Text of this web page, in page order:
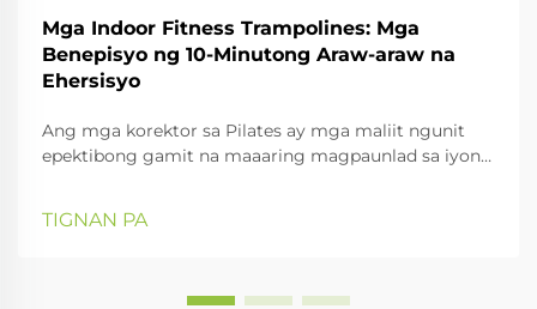
Mga Indoor Fitness Trampolines: Mga
Benepisyo ng 10-Minutong Araw-araw na
Ehersisyo
Ang mga korektor sa Pilates ay mga maliit ngunit
epektibong gamit na maaaring magpaunlad sa iyong
Sa gabay na ito, titingnan natin ang iba't ibang uri ng
TIGNAN PA